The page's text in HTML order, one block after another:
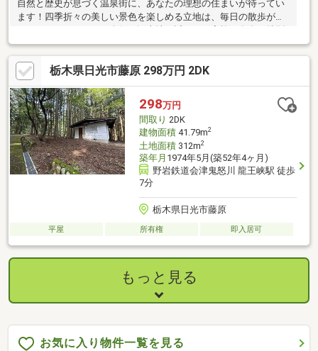
自然と歴史が息づく温泉街に、あなたの理想の住まいが待ってい
ます！四季折々の美しい景色を楽しめる立地は、毎日の散歩が楽
な時間を過ごせます。日常の中に非日常を取り入れたい方にぴっ
たりの一戸建てです。
栃木県日光市藤原 298万円 2DK
298万円
間取り 2DK
建物面積41.79m2
土地面積312m2
築年月 1974年5月(築52年4ヶ月)
野岩鉄道会津鬼怒川 龍王峡駅 徒歩
7分
栃木県日光市藤原
平屋 所有権 即入居可
もっと見る
お気に入り物件一覧を見る